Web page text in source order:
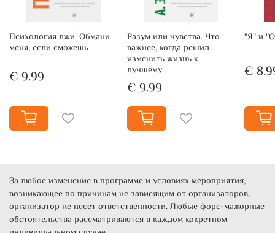
Психология лжи. Обмани
меня, если сможешь
€ 9.99
Разум или чувства. Что
важнее, когда решил
изменить жизнь к
лучшему.
€ 9.99
"Я" и
€
За любое изменение в программе и условиях мероприятия,
возникающее по причинам не зависящим от организаторов,
организатор не несет ответственности. Любые форс-мажорные
обстоятельства рассматриваются в каждом кокретном